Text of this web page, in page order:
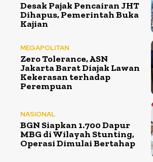
Desak Pajak Pencairan JHT
Dihapus, Pemerintah Buka
Kajian
MEGAPOLITAN
Zero Tolerance, ASN
Jakarta Barat Diajak Lawan
Kekerasan terhadap
Perempuan
NASIONAL
BGN Siapkan 1.700 Dapur
MBG di Wilayah Stunting,
Operasi Dimulai Bertahap